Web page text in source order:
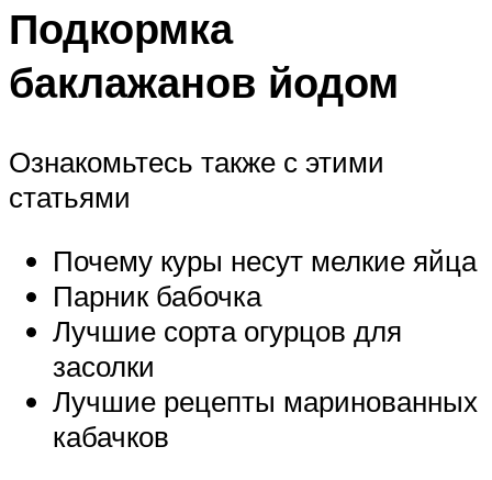
Подкормка
баклажанов йодом
Ознакомьтесь также с этими
статьями
Почему куры несут мелкие яйца
Парник бабочка
Лучшие сорта огурцов для
засолки
Лучшие рецепты маринованных
кабачков